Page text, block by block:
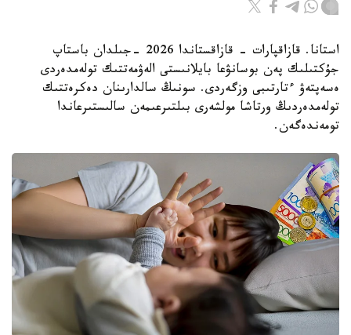
استانا. قازاقپارات - قازاقستاندا 2026 -جىلدان باستاپ
جۇكتىلىك پەن بوسانۋعا بايلانىستى الەۋمەتتىك تولەمدەردى
ەسەپتەۋ ءتارتىبى وزگەردى. سونىڭ سالدارىنان دەكرەتتىك
تولەمدەردىڭ ورتاشا مولشەرى بىلتىرعىمەن سالىستىرعاندا
تومەندەگەن.